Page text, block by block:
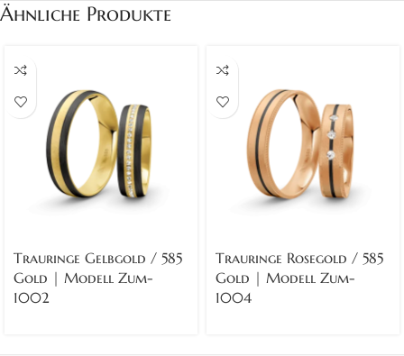
Ähnliche Produkte
Trauringe Gelbgold / 585
Gold | Modell Zum-
1002
Trauringe Rosegold / 585
Gold | Modell Zum-
1004